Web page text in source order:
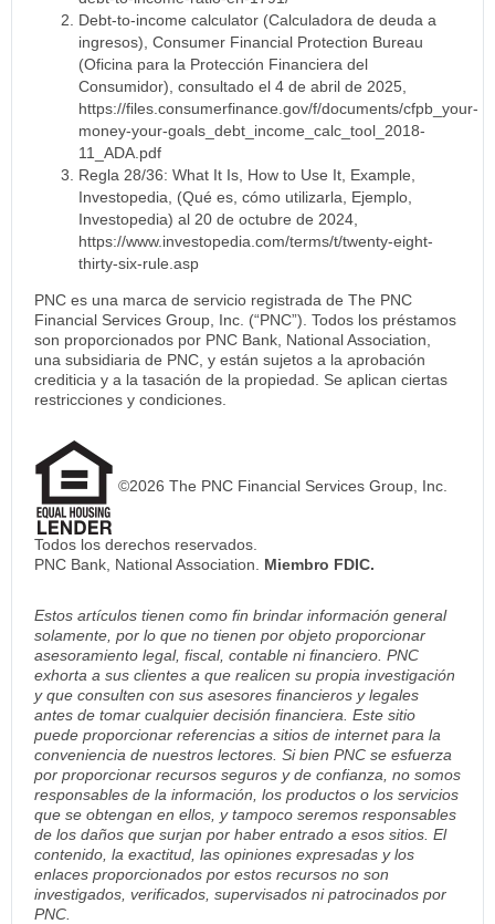
Debt-to-income calculator (Calculadora de deuda a
ingresos), Consumer Financial Protection Bureau
(Oficina para la Protección Financiera del
Consumidor), consultado el 4 de abril de 2025,
https://files.consumerfinance.gov/f/documents/cfpb_your-
money-your-goals_debt_income_calc_tool_2018-
11_ADA.pdf
Regla 28/36: What It Is, How to Use It, Example,
Investopedia, (Qué es, cómo utilizarla, Ejemplo,
Investopedia) al 20 de octubre de 2024,
https://www.investopedia.com/terms/t/twenty-eight-
thirty-six-rule.asp
PNC es una marca de servicio registrada de The PNC
Financial Services Group, Inc. (“PNC”). Todos los préstamos
son proporcionados por PNC Bank, National Association,
una subsidiaria de PNC, y están sujetos a la aprobación
crediticia y a la tasación de la propiedad. Se aplican ciertas
restricciones y condiciones.
©2026 The PNC Financial Services Group, Inc.
Todos los derechos reservados.
PNC Bank, National Association. Miembro FDIC.
Estos artículos tienen como fin brindar información general
solamente, por lo que no tienen por objeto proporcionar
asesoramiento legal, fiscal, contable ni financiero. PNC
exhorta a sus clientes a que realicen su propia investigación
y que consulten con sus asesores financieros y legales
antes de tomar cualquier decisión financiera. Este sitio
puede proporcionar referencias a sitios de internet para la
conveniencia de nuestros lectores. Si bien PNC se esfuerza
por proporcionar recursos seguros y de confianza, no somos
responsables de la información, los productos o los servicios
que se obtengan en ellos, y tampoco seremos responsables
de los daños que surjan por haber entrado a esos sitios. El
contenido, la exactitud, las opiniones expresadas y los
enlaces proporcionados por estos recursos no son
investigados, verificados, supervisados ni patrocinados por
PNC.